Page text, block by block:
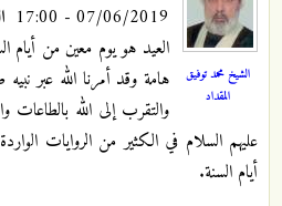
الشيخ محمد توفيق
المقداد
07/06/2019 - 17:00
العيد هو يوم معين من أيام
هامة وقد أمرنا الله عبر نبيه
والتقرب إلى الله بالطاعات
عليهم السلام في الكثير من الروايات
أيام السنة.